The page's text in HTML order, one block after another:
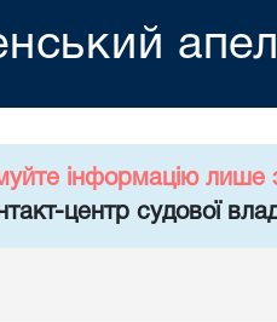
інформацію лише
центр судової